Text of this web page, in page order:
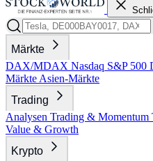
Märkte
DAX/MDAX Nasdaq S&P 500
Märkte Asien-Märkte
Trading
Analysen Trading & Momentum
Value & Growth
Krypto